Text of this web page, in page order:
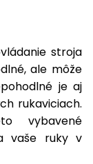
stroja
ale môže
je aj
rukaviciach.
vybavené
vaše ruky v